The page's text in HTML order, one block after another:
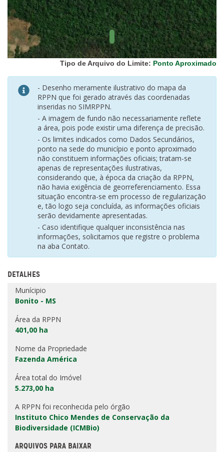
Rodovias
(IBGE)
Relevo
(IBGE)
Tipo de Arquivo do Limite: Ponto Aproximado
- Desenho meramente ilustrativo do mapa da
RPPN que foi gerado através das coordenadas
inseridas no SIMRPPN.
- A imagem de fundo não necessariamente reflete
a área, pois pode existir uma diferença de precisão.
- Os limites indicados como Dados Secundários,
ponto na sede do município e ponto aproximado
não constituem informações oficiais; tratam-se
apenas de representações ilustrativas,
considerando que, à época da criação da RPPN,
não havia exigência de georreferenciamento. Essa
situação encontra-se em processo de regularização
e, tão logo seja concluída, as informações oficiais
serão devidamente apresentadas.
- Caso identifique qualquer inconsistência nas
informações, solicitamos que registre o problema
na aba Contato.
DETALHES
Munícipio
Bonito - MS
Área da RPPN
401,00 ha
Nome da Propriedade
Fazenda América
Área total do Imóvel
5.273,00 ha
A RPPN foi reconhecida pelo órgão
Instituto Chico Mendes de Conservação da
Biodiversidade (ICMBio)
ARQUIVOS PARA BAIXAR